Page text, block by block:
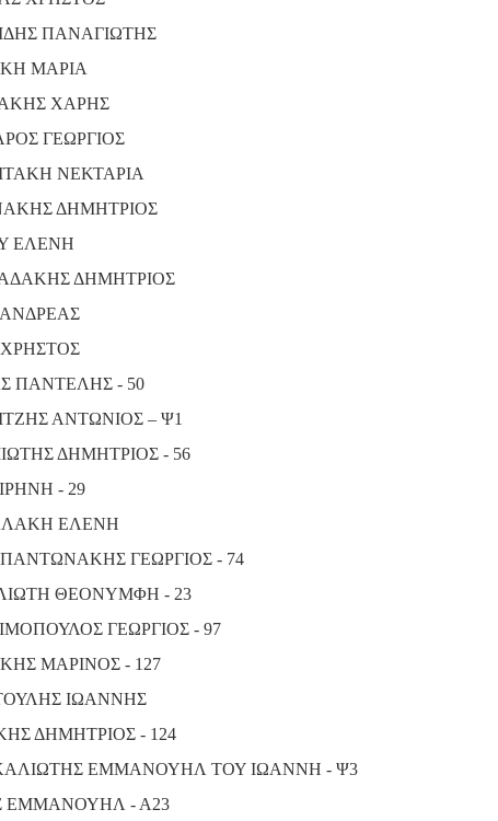
ΠΑΝΑΓΙΩΤΗΣ
ΜΑΡΙΑ
ΧΑΡΗΣ
ΓΕΩΡΓΙΟΣ
ΝΕΚΤΑΡΙΑ
ΔΗΜΗΤΡΙΟΣ
ΕΛΕΝΗ
ΔΗΜΗΤΡΙΟΣ
ΠΑΝΤΕΛΗΣ - 50
ΑΝΤΩΝΙΟΣ – Ψ1
ΔΗΜΗΤΡΙΟΣ - 56
- 29
ΕΛΕΝΗ
ΓΕΩΡΓΙΟΣ - 74
ΘΕΟΝΥΜΦΗ - 23
ΓΕΩΡΓΙΟΣ - 97
ΜΑΡΙΝΟΣ - 127
ΙΩΑΝΝΗΣ
ΔΗΜΗΤΡΙΟΣ - 124
ΕΜΜΑΝΟΥΗΛ ΤΟΥ ΙΩΑΝΝΗ - Ψ3
ΕΜΜΑΝΟΥΗΛ - Α23